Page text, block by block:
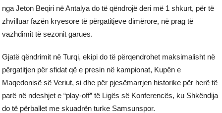
nga Jeton Beqiri në Antalya do të qëndrojë deri më 1 shkurt, për të
zhvilluar fazën kryesore të përgatitjeve dimërore, në prag të
vazhdimit të sezonit garues.
Gjatë qëndrimit në Turqi, ekipi do të përqendrohet maksimalisht në
përgatitjen për sfidat që e presin në kampionat, Kupën e
Maqedonisë së Veriut, si dhe për pjesëmarrjen historike për herë të
parë në ndeshjet e “play-off” të Ligës së Konferencës, ku Shkëndija
do të përballet me skuadrën turke Samsunspor.